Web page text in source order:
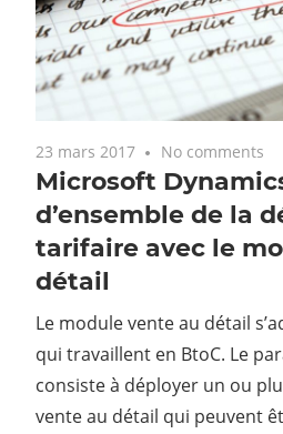
23 mars 2017 No comments
Microsoft
d’ensemble de la
tarifaire avec le
détail
Le module vente au détail
qui travaillent en BtoC. Le
consiste à déployer un ou
vente au détail qui peuvent